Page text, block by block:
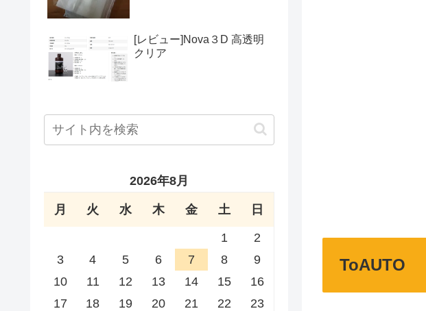
ToAUTO
[レビュー]Nova３D 高透明
クリア
2026年8月
月 火 水 木 金 土 日
1
2
3
4 5 6 7 8
9
10
11 12 13 14 15
16
17
18 19 20 21 22
23